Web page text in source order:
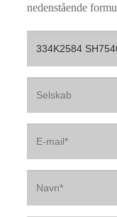
nedenstående